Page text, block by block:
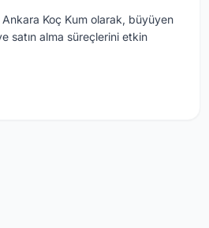
Ankara Koç Kum olarak, büyüyen
satın alma süreçlerini etkin